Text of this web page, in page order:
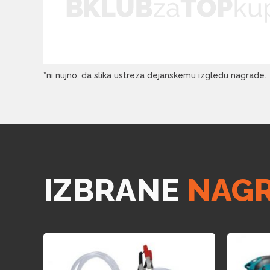
*ni nujno, da slika ustreza dejanskemu izgledu nagrade.
IZBRANE